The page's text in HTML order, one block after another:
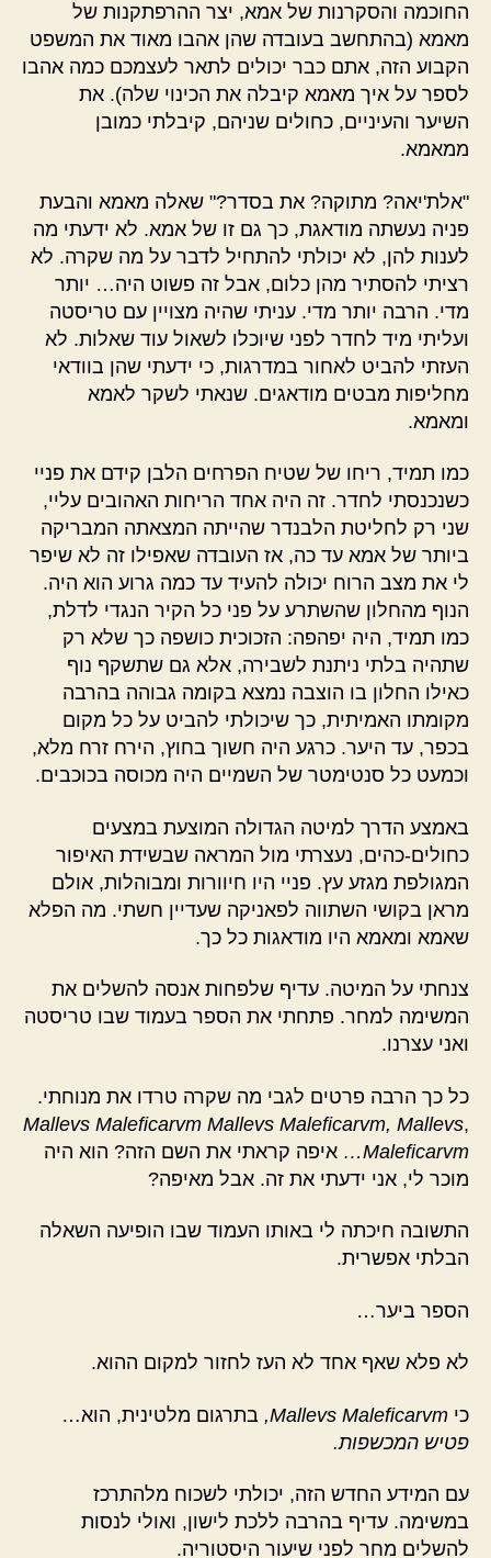
החוכמה והסקרנות של אמא, יצר ההרפתקנות של
מאמא (בהתחשב בעובדה שהן אהבו מאוד את המשפט
הקבוע הזה, אתם כבר יכולים לתאר לעצמכם כמה אהבו
לספר על איך מאמא קיבלה את הכינוי שלה). את
השיער והעיניים, כחולים שניהם, קיבלתי כמובן
ממאמא.
"אלת'יאה? מתוקה? את בסדר?" שאלה מאמא והבעת
פניה נעשתה מודאגת, כך גם זו של אמא. לא ידעתי מה
לענות להן, לא יכולתי להתחיל לדבר על מה שקרה. לא
רציתי להסתיר מהן כלום, אבל זה פשוט היה… יותר
מדי. הרבה יותר מדי. עניתי שהיה מצויין עם טריסטה
ועליתי מיד לחדר לפני שיוכלו לשאול עוד שאלות. לא
העזתי להביט לאחור במדרגות, כי ידעתי שהן בוודאי
מחליפות מבטים מודאגים. שנאתי לשקר לאמא
ומאמא.
כמו תמיד, ריחו של שטיח הפרחים הלבן קידם את פניי
כשנכנסתי לחדר. זה היה אחד הריחות האהובים עליי,
שני רק לחליטת הלבנדר שהייתה המצאתה המבריקה
ביותר של אמא עד כה, אז העובדה שאפילו זה לא שיפר
לי את מצב הרוח יכולה להעיד עד כמה גרוע הוא היה.
הנוף מהחלון שהשתרע על פני כל הקיר הנגדי לדלת,
כמו תמיד, היה יפהפה: הזכוכית כושפה כך שלא רק
שתהיה בלתי ניתנת לשבירה, אלא גם שתשקף נוף
כאילו החלון בו הוצבה נמצא בקומה גבוהה בהרבה
מקומתו האמיתית, כך שיכולתי להביט על כל מקום
בכפר, עד היער. כרגע היה חשוך בחוץ, הירח זרח מלא,
וכמעט כל סנטימטר של השמיים היה מכוסה בכוכבים.
באמצע הדרך למיטה הגדולה המוצעת במצעים
כחולים-כהים, נעצרתי מול המראה שבשידת האיפור
המגולפת מגזע עץ. פניי היו חיוורות ומבוהלות, אולם
מראן בקושי השתווה לפאניקה שעדיין חשתי. מה הפלא
שאמא ומאמא היו מודאגות כל כך.
צנחתי על המיטה. עדיף שלפחות אנסה להשלים את
המשימה למחר. פתחתי את הספר בעמוד שבו טריסטה
ואני עצרנו.
כל כך הרבה פרטים לגבי מה שקרה טרדו את מנוחתי.
,
Mallevs Maleficarvm Mallevs Maleficarvm, Mallevs
Maleficarvm…
איפה קראתי את השם הזה? הוא היה
מוכר לי, אני ידעתי את זה. אבל מאיפה?
התשובה חיכתה לי באותו העמוד שבו הופיעה השאלה
הבלתי אפשרית.
הספר ביער…
לא פלא שאף אחד לא העז לחזור למקום ההוא.
כי Mallevs Maleficarvm, בתרגום מלטינית, הוא…
פטיש המכשפות.
עם המידע החדש הזה, יכולתי לשכוח מלהתרכז
במשימה. עדיף בהרבה ללכת לישון, ואולי לנסות
להשלים מחר לפני שיעור היסטוריה.